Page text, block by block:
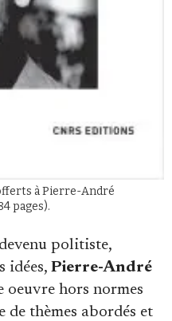
à Pierre-André
pages).
politiste,
idées, Pierre-André
hors normes
de thèmes abordés et